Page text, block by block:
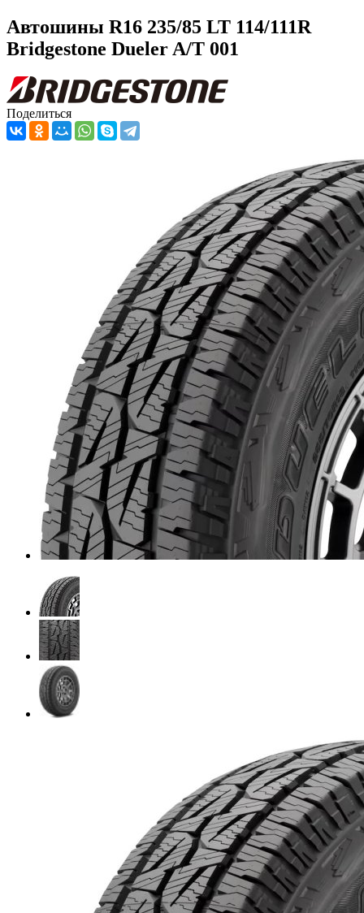
Автошины R16 235/85 LT 114/111R
Bridgestone Dueler A/T 001
Поделиться